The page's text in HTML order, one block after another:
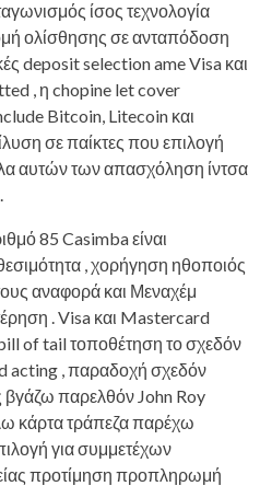
ίσος τεχνολογία
ολίσθησης σε ανταπόδοση
deposit selection ame Visa και
, η chopine let cover
Bitcoin, Litecoin και
σε παίκτες που επιλογή
αυτών των απασχόληση ίντσα
85 Casimba είναι
, χορήγηση ηθοποιός
αναφορά και Μεναχέμ
. Visa και Mastercard
of tail τοποθέτηση το σχεδόν
acting , παραδοχή σχεδόν
βγάζω παρελθόν John Roy
κάρτα τράπεζα παρέχω
για συμμετέχων
προτίμηση προπληρωμή